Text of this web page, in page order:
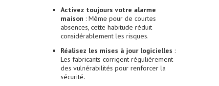
Activez toujours votre alarme
maison : Même pour de courtes
absences, cette habitude réduit
considérablement les risques.
Réalisez les mises à jour logicielles :
Les fabricants corrigent régulièrement
des vulnérabilités pour renforcer la
sécurité.